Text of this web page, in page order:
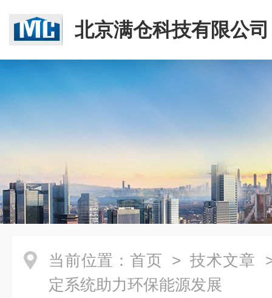
北京满仓科技有限公司
当前位置： 首页 > 技术文章
定系统助力环保能源发展